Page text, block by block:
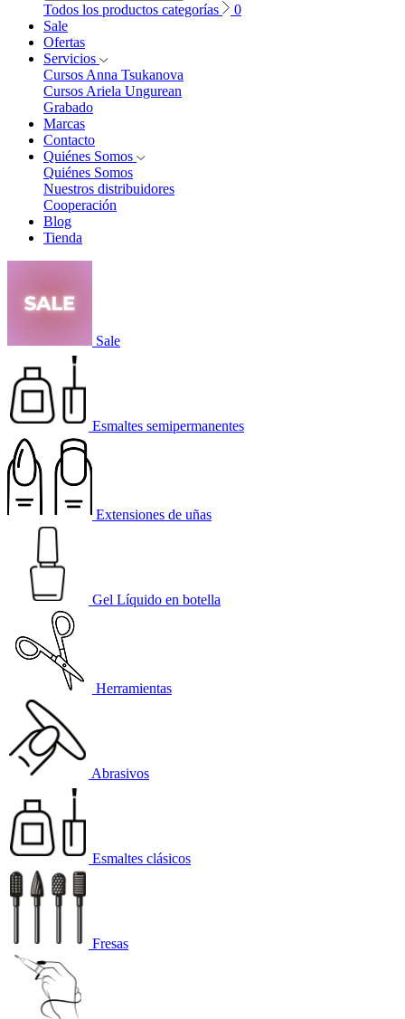
Todos los productos categorías
0
Sale
Ofertas
Servicios
Cursos Anna Tsukanova
Cursos Ariela Ungurean
Grabado
Marcas
Contacto
Quiénes Somos
Quiénes Somos
Nuestros distribuidores
Cooperación
Blog
Tienda
Sale
Esmaltes semipermanentes
Extensiones de uñas
Gel Líquido en botella
Herramientas
Abrasivos
Esmaltes clásicos
Fresas